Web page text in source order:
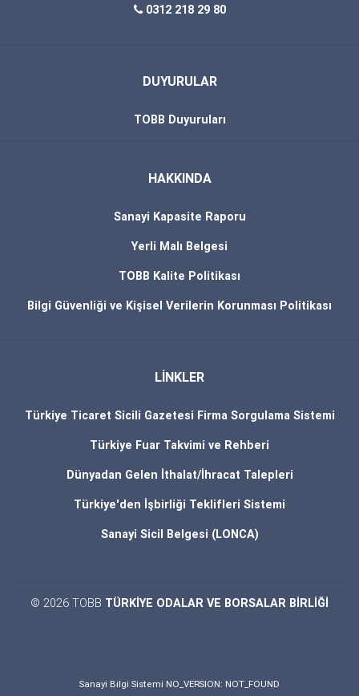
0312 218 29 80
DUYURULAR
TOBB Duyuruları
HAKKINDA
Sanayi Kapasite Raporu
Yerli Malı Belgesi
TOBB Kalite Politikası
Bilgi Güvenliği ve Kişisel Verilerin Korunması Politikası
LİNKLER
Türkiye Ticaret Sicili Gazetesi Firma Sorgulama Sistemi
Türkiye Fuar Takvimi ve Rehberi
Dünyadan Gelen İthalat/İhracat Talepleri
Türkiye'den İşbirliği Teklifleri Sistemi
Sanayi Sicil Belgesi (LONCA)
© 2026 TOBB TÜRKİYE ODALAR VE BORSALAR BİRLİĞİ
Sanayi Bilgi Sistemi NO_VERSION: NOT_FOUND